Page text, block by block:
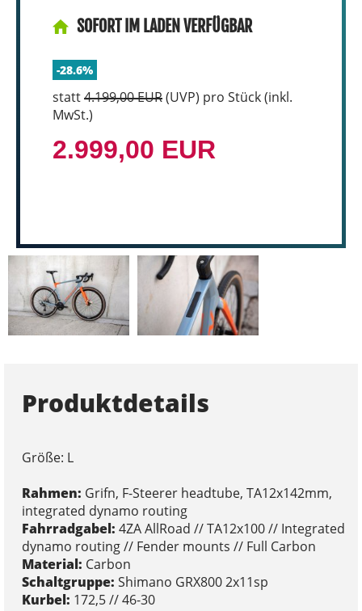
SOFORT IM LADEN VERFÜGBAR
-28.6%
statt4.199,00 EUR(UVP) pro Stück (inkl.
MwSt.)
2.999,00 EUR
Produktdetails
Größe: L
Rahmen: Grifn, F-Steerer headtube, TA12x142mm,
integrated dynamo routing
Fahrradgabel: 4ZA AllRoad // TA12x100 // Integrated
dynamo routing // Fender mounts // Full Carbon
Material: Carbon
Schaltgruppe: Shimano GRX800 2x11sp
Kurbel: 172,5 // 46-30